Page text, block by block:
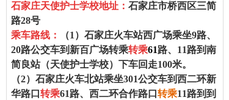
石家庄天使护士学校地址：石家庄市桥西区三简
路28号
乘车路线：
（1）石家庄火车站西广场乘坐9路、
20路公交车到新百广场转乘转乘61路、11路到南
简良站（天使护士学校）下车回走100米。
（2）石家庄火车北站乘坐301公交车到西二环新
华路口转乘61路、西二环合作路口转乘11路到到